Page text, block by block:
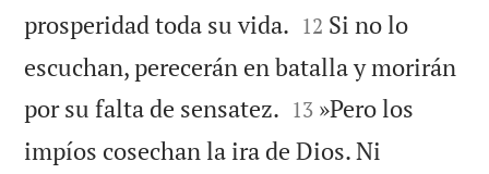
prosperidad toda su vida. 

12 Si no lo
escuchan, perecerán en batalla y morirán
por su falta de sensatez. 

13 »Pero los
impíos cosechan la ira de Dios. Ni